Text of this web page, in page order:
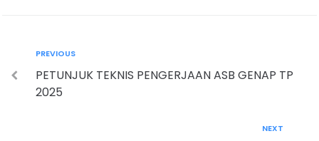
PREVIOUS
PETUNJUK TEKNIS PENGERJAAN ASB GENAP TP
2025
NEXT